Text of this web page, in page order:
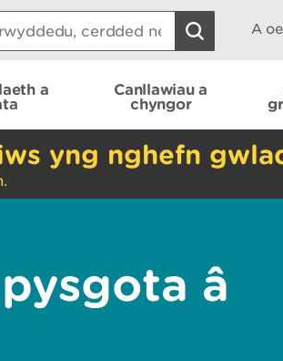
A
a
Canllawiau a
chyngor
yng nghefn
â